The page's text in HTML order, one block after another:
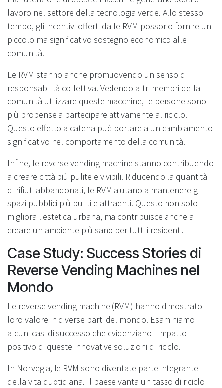
lavoro nel settore della tecnologia verde. Allo stesso
tempo, gli incentivi offerti dalle RVM possono fornire un
piccolo ma significativo sostegno economico alle
comunità.
Le RVM stanno anche promuovendo un senso di
responsabilità collettiva. Vedendo altri membri della
comunità utilizzare queste macchine, le persone sono
più propense a partecipare attivamente al riciclo.
Questo effetto a catena può portare a un cambiamento
significativo nel comportamento della comunità.
Infine, le reverse vending machine stanno contribuendo
a creare città più pulite e vivibili. Riducendo la quantità
di rifiuti abbandonati, le RVM aiutano a mantenere gli
spazi pubblici più puliti e attraenti. Questo non solo
migliora l'estetica urbana, ma contribuisce anche a
creare un ambiente più sano per tutti i residenti.
Case Study: Success Stories di
Reverse Vending Machines nel
Mondo
Le reverse vending machine (RVM) hanno dimostrato il
loro valore in diverse parti del mondo. Esaminiamo
alcuni casi di successo che evidenziano l'impatto
positivo di queste innovative soluzioni di riciclo.
In Norvegia, le RVM sono diventate parte integrante
della vita quotidiana. Il paese vanta un tasso di riciclo